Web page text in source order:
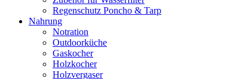
Regenschutz Poncho & Tarp
Nahrung
Notration
Outdoorküche
Gaskocher
Holzkocher
Holzvergaser